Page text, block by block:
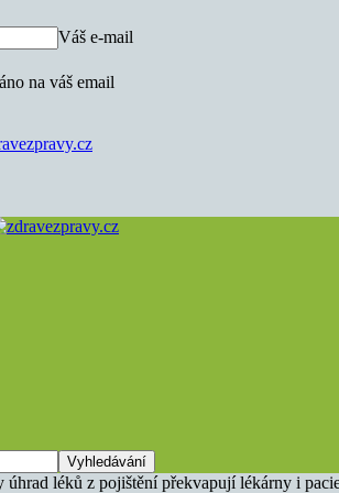
Váš e-mail
na váš email
úhrad léků z pojištění překvapují lékárny i